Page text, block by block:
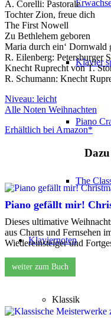
Klavier
Piano
The
Klaviernoten
Klassik
A. Corelli: Pastorale
Tochter Zion, freue dich
The First Nowell
Zu Bethlehem geboren
Maria durch ein‘ Dornwald
R. Eilenberg: Petersburger
Knecht Ruprecht von T.
R. Schumann: Knecht
Niveau: leicht
Alle Noten Weihnachten
Erhältlich bei Amazon*
Piano gefällt mir!
Dieses ultimative
aus Charts und Fernsehen
Wiedereinsteiger und
weiter zum Buch